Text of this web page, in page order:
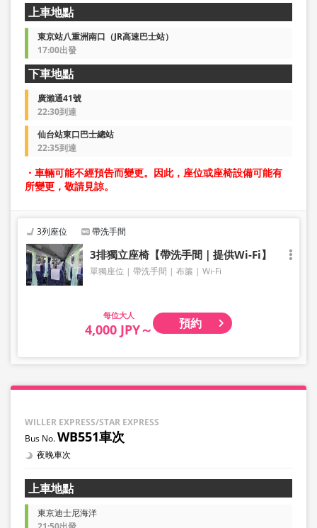
上車地點
東京站八重洲南口（JR高速巴士站）
17:00出發
下車地點
廣瀨通41號
22:30到達
仙台站東口巴士總站
22:35到達
・車輛可能不經預告而變更。因此，座位或座椅設備可能有
所變更，敬請見諒。
3列座位 帶洗手間
3排獨立座椅【帶洗手間｜提供Wi-Fi】
單獨座位 帶洗手間 布簾 Wi-Fi
大人
4,000 JPY～ 預約
WILLER EXPRESS/STAR EXPRESS
WB551車次
夜晚車次
上車地點
東京迪士尼海洋